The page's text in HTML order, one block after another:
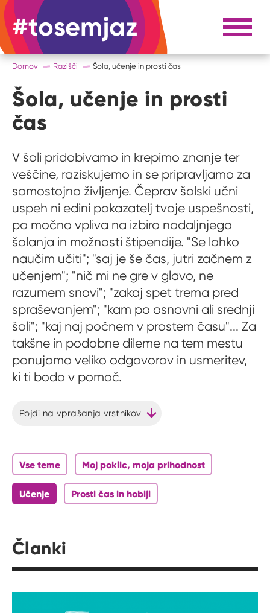
#tosemjaz #to sem jaz Razpri
Domov Razišči Šola, učenje in prosti čas
Šola, učenje in prosti
čas
V šoli pridobivamo in krepimo znanje ter
veščine, raziskujemo in se pripravljamo za
samostojno življenje. Čeprav šolski učni
uspeh ni edini pokazatelj tvoje uspešnosti,
pa močno vpliva na izbiro nadaljnjega
šolanja in možnosti štipendije. "Se lahko
naučim učiti"; "saj je še čas, jutri začnem z
učenjem"; "nič mi ne gre v glavo, ne
razumem snovi"; "zakaj spet trema pred
spraševanjem"; "kam po osnovni ali srednji
šoli"; "kaj naj počnem v prostem času"... Za
takšne in podobne dileme na tem mestu
ponujamo veliko odgovorov in usmeritev,
ki ti bodo v pomoč.
Pojdi na vprašanja vrstnikov
Vse teme Moj poklic, moja prihodnost
Učenje Prosti čas in hobiji
Članki